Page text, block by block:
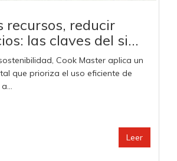
recursos, reducir
las claves del si...
Cook Master aplica un
que prioriza el uso eficiente de
Leer